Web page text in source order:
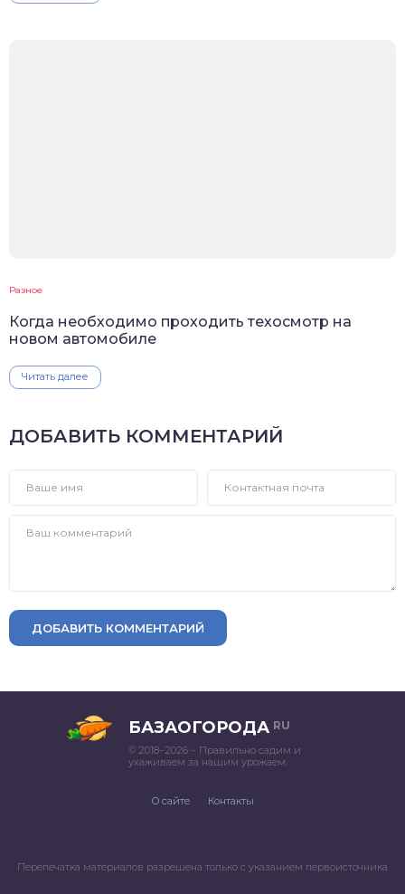
Разное
Когда необходимо проходить техосмотр на
новом автомобиле
Читать далее
ДОБАВИТЬ КОММЕНТАРИЙ
ДОБАВИТЬ КОММЕНТАРИЙ
БАЗАОГОРОДА RU
© 2018–2026 – Правильно садим и
ухаживаем за нашим урожаем.
О сайте Контакты
Перепечатка материалов разрешена только с указанием первоисточника